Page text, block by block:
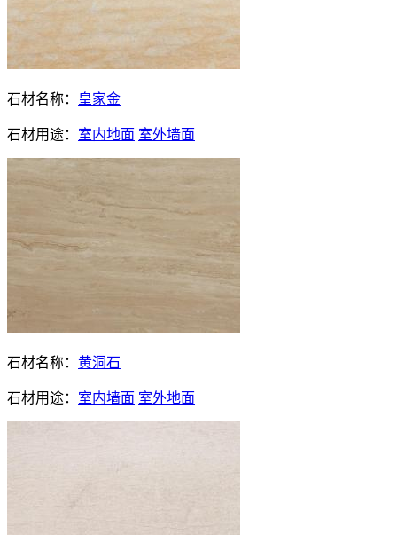
石材名称： 皇家金
石材用途： 室内地面 室外墙面
石材名称： 黄洞石
石材用途： 室内墙面 室外地面